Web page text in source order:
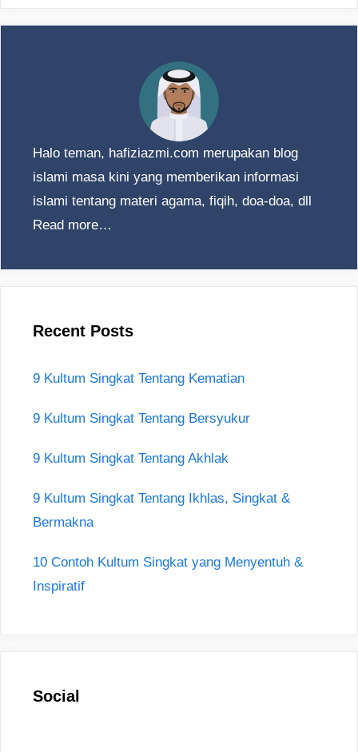
Halo teman, hafiziazmi.com merupakan blog
islami masa kini yang memberikan informasi
islami tentang materi agama, fiqih, doa-doa, dll
Read more…
Recent Posts
9 Kultum Singkat Tentang Kematian
9 Kultum Singkat Tentang Bersyukur
9 Kultum Singkat Tentang Akhlak
9 Kultum Singkat Tentang Ikhlas, Singkat &
Bermakna
10 Contoh Kultum Singkat yang Menyentuh &
Inspiratif
Social